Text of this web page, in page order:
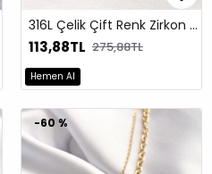
316L Çelik Çift Renk Zirkon Taşlı Kalp Kolye
113,88TL 275,88TL
Hemen Al
-60 %